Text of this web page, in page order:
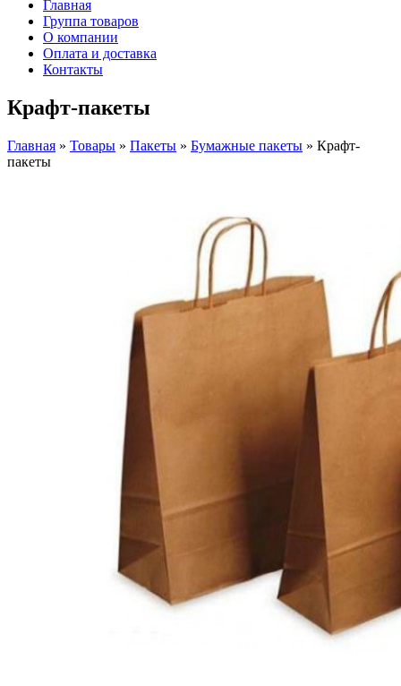
Главная
Группа товаров
О компании
Оплата и доставка
Контакты
Крафт-пакеты
Главная » Товары » Пакеты » Бумажные пакеты » Крафт-
пакеты